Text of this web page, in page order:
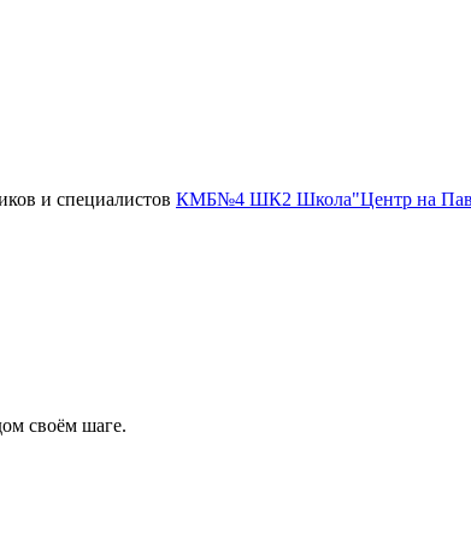
и специалистов КМБ№4 ШК2 Школа"Центр на
своём шаге.